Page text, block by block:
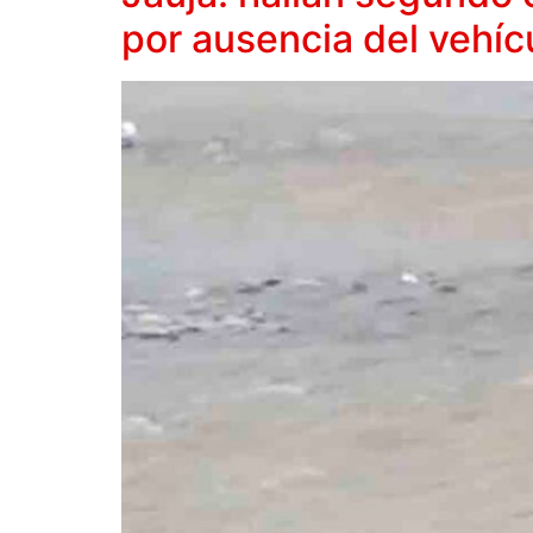
por ausencia del